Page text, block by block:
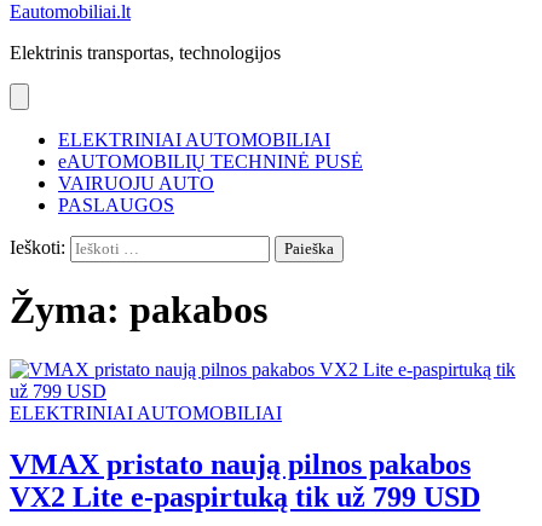
Eautomobiliai.lt
Elektrinis transportas, technologijos
ELEKTRINIAI AUTOMOBILIAI
eAUTOMOBILIŲ TECHNINĖ PUSĖ
VAIRUOJU AUTO
PASLAUGOS
Ieškoti:
Žyma: pakabos
ELEKTRINIAI AUTOMOBILIAI
VMAX pristato naują pilnos pakabos
VX2 Lite e-paspirtuką tik už 799 USD